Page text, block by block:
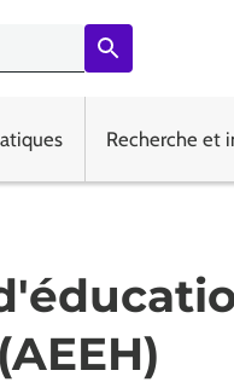
Recherche et